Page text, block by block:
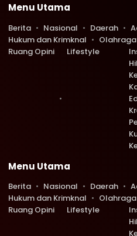
Menu Utama
Berita Nasional Daerah
Hukum dan Krimknal
Olahraga
Ruang Opini
Lifestyle
Menu Utama
Berita Nasional Daerah
Hukum dan Krimknal
Olahraga
Ruang Opini
Lifestyle